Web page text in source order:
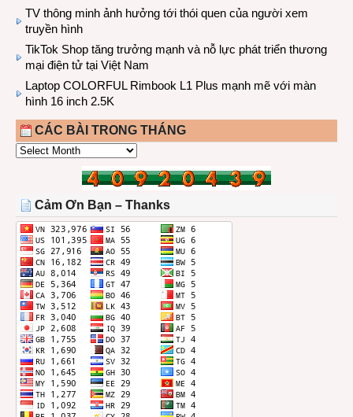
TV thông minh ảnh hưởng tới thói quen của người xem
truyền hình
TikTok Shop tăng trưởng mạnh và nỗ lực phát triển thương
mại điện tử tại Việt Nam
Laptop COLORFUL Rimbook L1 Plus mạnh mẽ với màn
hình 16 inch 2.5K
CÁC BÀI TRONG THÁNG
CÁC
THÁNG
Cảm Ơn Bạn – Thanks